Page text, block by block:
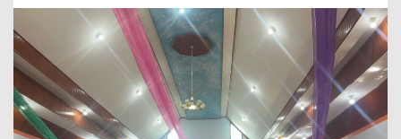
s
e
l
b
r
H